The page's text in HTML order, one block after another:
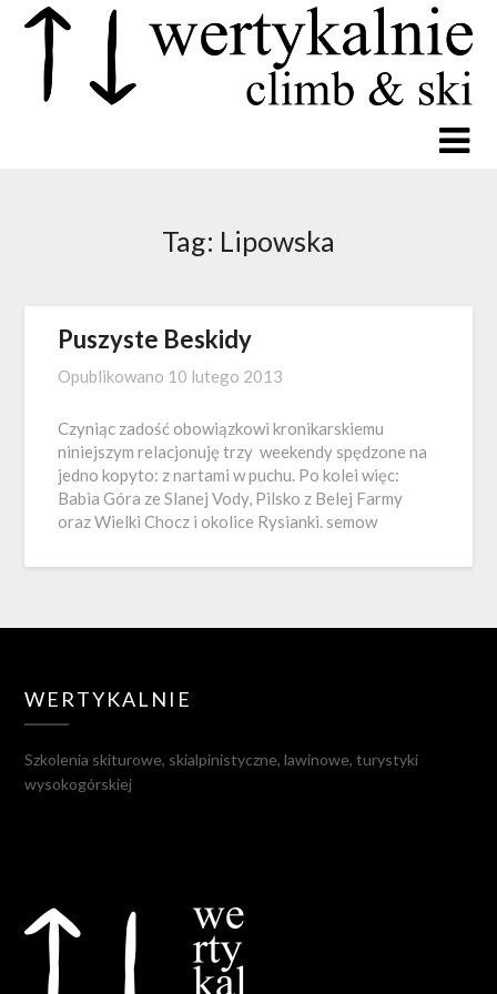
Tag: Lipowska
Puszyste Beskidy
Opublikowano 10 lutego 2013
Czyniąc zadość obowiązkowi kronikarskiemu
niniejszym relacjonuję trzy weekendy spędzone na
jedno kopyto: z nartami w puchu. Po kolei więc:
Babia Góra ze Slanej Vody, Pilsko z Belej Farmy
oraz Wielki Chocz i okolice Rysianki. semow
WERTYKALNIE
Szkolenia skiturowe, skialpinistyczne, lawinowe, turystyki
wysokogórskiej